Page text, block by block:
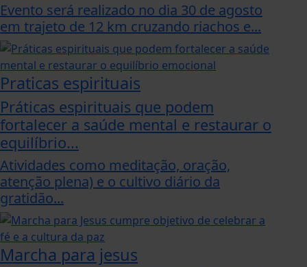
Evento será realizado no dia 30 de agosto
em trajeto de 12 km cruzando riachos e...
Praticas espirituais
Práticas espirituais que podem
fortalecer a saúde mental e restaurar o
equilíbrio...
Atividades como meditação, oração,
atenção plena) e o cultivo diário da
gratidão...
Marcha para jesus